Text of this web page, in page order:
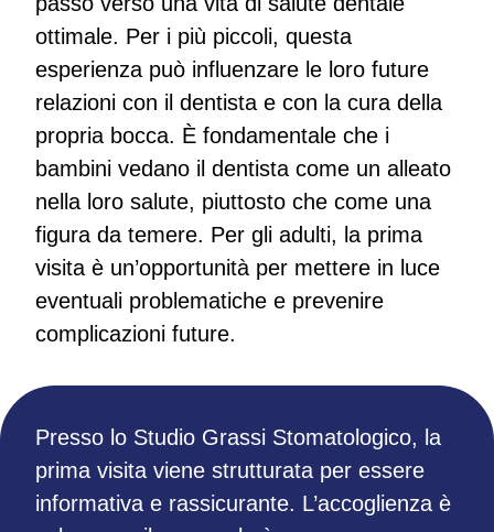
ottimale. Per i più piccoli, questa
esperienza può influenzare le loro future
relazioni con il dentista e con la cura della
propria bocca. È fondamentale che i
bambini vedano il dentista come un alleato
nella loro salute, piuttosto che come una
figura da temere. Per gli adulti, la prima
visita è un’opportunità per mettere in luce
eventuali problematiche e prevenire
complicazioni future.
Presso lo Studio Grassi Stomatologico, la
prima visita viene strutturata per essere
informativa e rassicurante. L’accoglienza è